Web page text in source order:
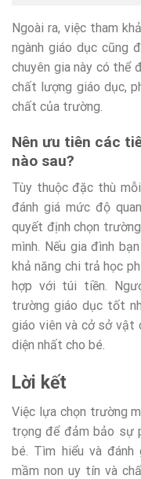
Ngoài ra, việc tham
ngành giáo dục cũng
chuyên gia này có thể
chất lượng giáo dục,
chất của trường.
Nên ưu tiên các
nào sau?
Tùy thuộc đặc thù
đánh giá mức độ
quyết định chọn
mình. Nếu gia đình
khả năng chi trả học
hợp với túi tiền.
trường giáo dục tốt
giáo viên và cở sở vật
diện nhất cho bé.
Lời kết
Việc lựa chọn trường
trọng để đảm bảo sự
bé. Tìm hiểu và
mầm non uy tín và